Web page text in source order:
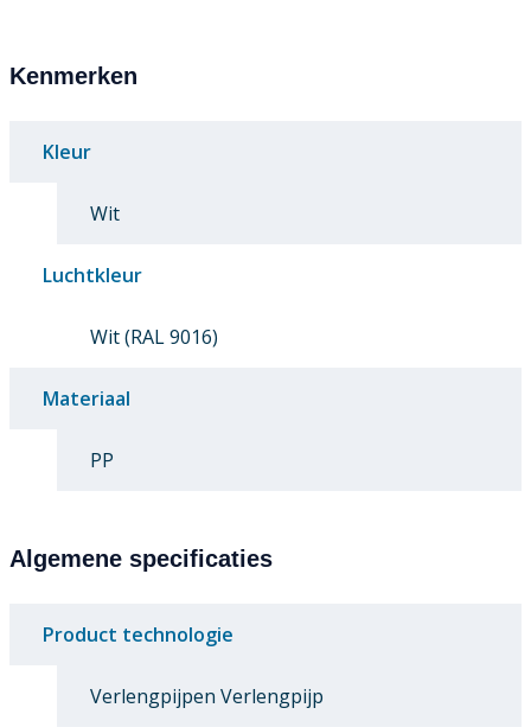
Kenmerken
Kleur
Wit
Luchtkleur
Wit (RAL 9016)
Materiaal
PP
Algemene specificaties
Product technologie
Verlengpijpen Verlengpijp